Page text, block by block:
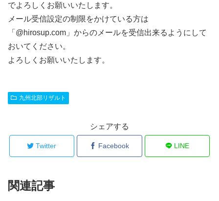
でよろしくお願いいたします。
メール受信設定の制限をかけている方は
「@hirosup.com」からのメールを受信出来るようにして
おいてください。
よろしくお願いいたします。
九州北部リザルト
シェアする
Twitter Facebook LINE
関連記事